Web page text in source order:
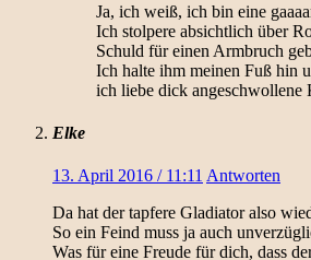
Ja, ich weiß, ich bin eine
Ich stolpere absichtlich über
Schuld für einen Armbruch
Ich halte ihm meinen Fuß hin
ich liebe dick angeschwollene
Elke
13. April 2016 / 11:11 Antworten
Da hat der tapfere Gladiator also
So ein Feind muss ja auch
Was für eine Freude für dich, dass